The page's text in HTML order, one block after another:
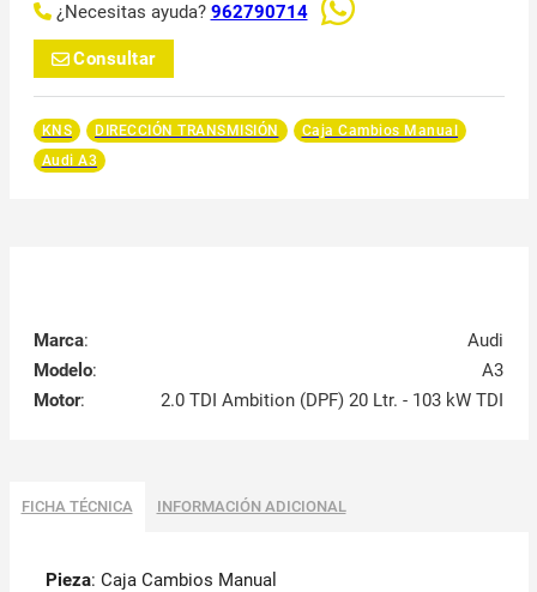
¿Necesitas ayuda? 962790714
Consultar
KNS DIRECCIÓN TRANSMISIÓN
Caja Cambios Manual
Audi A3
Marca:
Audi
Modelo:
A3
Motor: 2.0 TDI Ambition (DPF) 20 Ltr. - 103 kW TDI
FICHA TÉCNICA INFORMACIÓN ADICIONAL
Pieza: Caja Cambios Manual